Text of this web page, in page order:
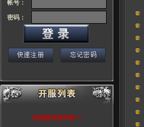
帐号：
密码：
全部服务器列表>>